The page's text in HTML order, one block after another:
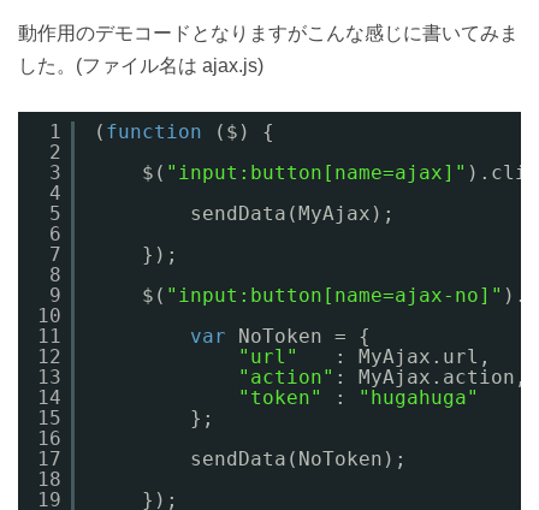
動作用のデモコードとなりますがこんな感じに書いてみま
した。(ファイル名は ajax.js)
1
2
3
4
5
6
7
8
9
10
11
12
13
14
15
16
17
18
19
( function
($) {
$( "input:button[name=ajax]"
sendData(MyAjax);
});
$( "input:button[name=ajax-no]"
var
NoToken = {
"url"
: MyAjax.url,
"action" : MyAjax.action,
"token"
:
"hugahuga"
};
sendData(NoToken);
});